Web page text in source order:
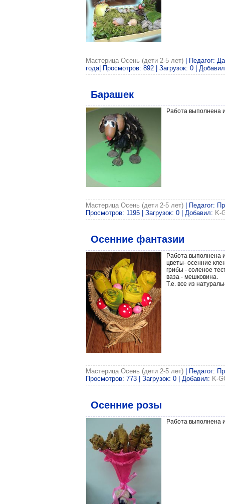
Мастерица Осень (дети 2-5 лет) | Педагог:
года| Просмотров: 892 | Загрузок: 0 |
Барашек
Работа выполнена
Мастерица Осень (дети 2-5 лет) | Педагог:
Просмотров: 1195 | Загрузок: 0 | Добавил: K-
Осенние фантазии
Работа выполнена
цветы- осенние
грибы - соленое
ваза - мешковина.
Т.е. все из
Мастерица Осень (дети 2-5 лет) | Педагог:
Просмотров: 773 | Загрузок: 0 | Добавил: K-
Осенние розы
Работа выполнена